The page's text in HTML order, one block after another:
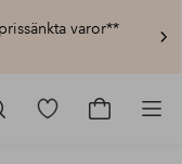
varor**
Gå
Gå